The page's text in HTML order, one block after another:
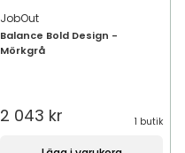
JobOut
Balance Bold Design -
Mörkgrå
2 043 kr 1 butik